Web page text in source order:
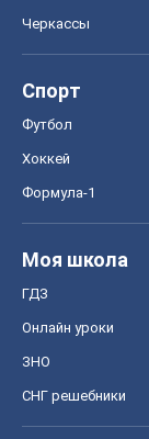
Черкассы
Спорт
Футбол
Хоккей
Формула-1
Моя школа
ГДЗ
Онлайн уроки
ЗНО
СНГ решебники